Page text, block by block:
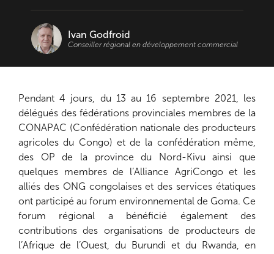
Ivan Godfroid
Conseiller régional en développement commercial
Pendant 4 jours, du 13 au 16 septembre 2021, les
délégués des fédérations provinciales membres de la
CONAPAC (Confédération nationale des producteurs
agricoles du Congo) et de la confédération même,
des OP de la province du Nord-Kivu ainsi que
quelques membres de l’Alliance AgriCongo et les
alliés des ONG congolaises et des services étatiques
ont participé au forum environnemental de Goma. Ce
forum régional a bénéficié également des
contributions des organisations de producteurs de
l’Afrique de l’Ouest, du Burundi et du Rwanda, en